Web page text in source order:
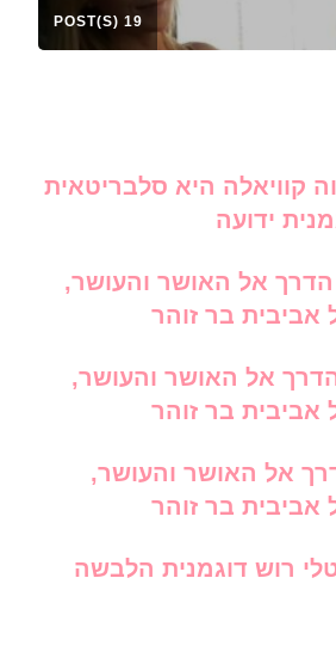
19 POST(S)
קוויאלה היא סלבריטאית
ידועה
הדרך אל האושר והעושר,
אביבית בר זוהר
אל האושר והעושר,
אביבית בר זוהר
אל האושר והעושר,
אביבית בר זוהר
רוש דוגמנית הלבשה